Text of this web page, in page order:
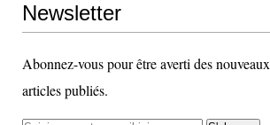
Newsletter
Abonnez-vous pour être averti des nouveaux
articles publiés.